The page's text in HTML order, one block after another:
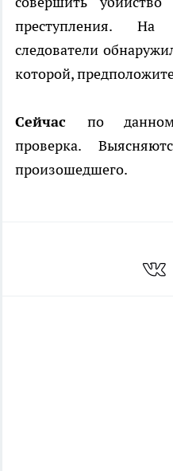
преступления. На
следователи
которой,
Сейчас по
проверка.
произошедшего.